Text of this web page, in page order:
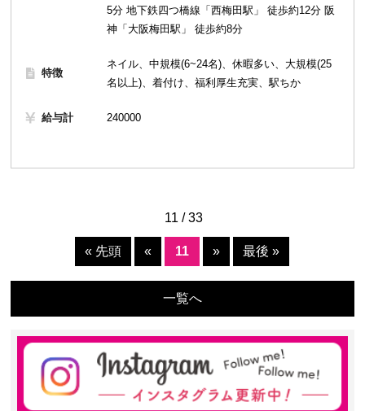
5分 地下鉄四つ橋線「西梅田駅」 徒歩約12分 阪
神「大阪梅田駅」 徒歩約8分
特徴
ネイル、中規模(6~24名)、休暇多い、大規模(25
名以上)、着付け、福利厚生充実、駅ちか
給与計 240000
11 / 33
« 先頭 « 11 » 最後 »
一覧へ